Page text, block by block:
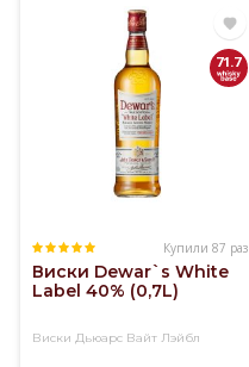
71.7
Купили 87 раз
Виски Dewar`s White
Label 40% (0,7L)
Виски Дьюарс Вайт Лэйбл